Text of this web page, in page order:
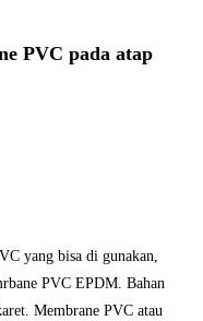
PVC pada atap
yang bisa di gunakan,
PVC EPDM. Bahan
Membrane PVC atau